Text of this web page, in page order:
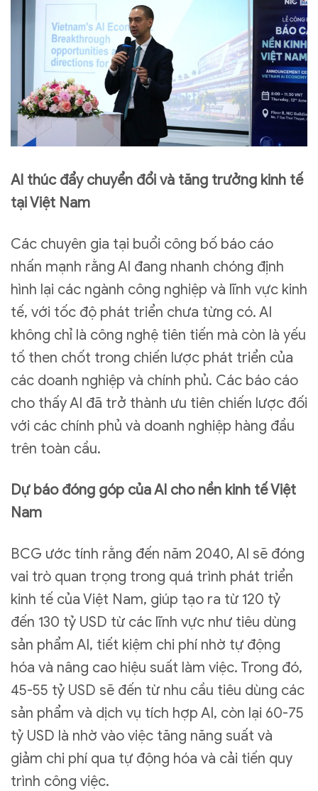
AI thúc đẩy chuyển đổi và tăng trưởng kinh tế
tại Việt Nam
Các chuyên gia tại buổi công bố báo cáo
nhấn mạnh rằng AI đang nhanh chóng định
hình lại các ngành công nghiệp và lĩnh vực kinh
tế, với tốc độ phát triển chưa từng có. AI
không chỉ là công nghệ tiên tiến mà còn là yếu
tố then chốt trong chiến lược phát triển của
các doanh nghiệp và chính phủ. Các báo cáo
cho thấy AI đã trở thành ưu tiên chiến lược đối
với các chính phủ và doanh nghiệp hàng đầu
trên toàn cầu.
Dự báo đóng góp của AI cho nền kinh tế Việt
Nam
BCG ước tính rằng đến năm 2040, AI sẽ đóng
vai trò quan trọng trong quá trình phát triển
kinh tế của Việt Nam, giúp tạo ra từ 120 tỷ
đến 130 tỷ USD từ các lĩnh vực như tiêu dùng
sản phẩm AI, tiết kiệm chi phí nhờ tự động
hóa và nâng cao hiệu suất làm việc. Trong đó,
45-55 tỷ USD sẽ đến từ nhu cầu tiêu dùng các
sản phẩm và dịch vụ tích hợp AI, còn lại 60-75
tỷ USD là nhờ vào việc tăng năng suất và
giảm chi phí qua tự động hóa và cải tiến quy
trình công việc.